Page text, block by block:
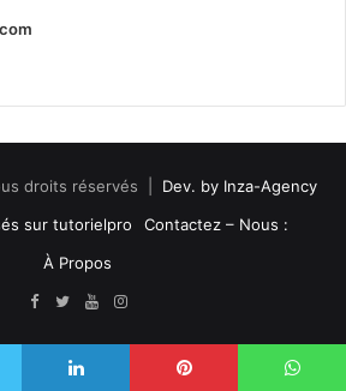
droits réservés | Dev. by Inza-Agency
sur tutorielpro
Contactez – Nous :
À Propos